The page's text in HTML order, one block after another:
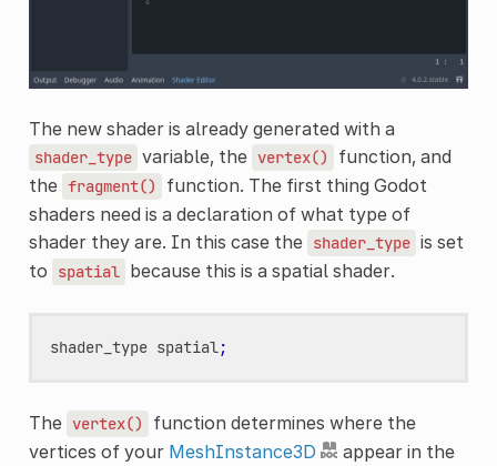
The new shader is already generated with a
shader_type variable, the vertex()
function, and
the fragment()
function. The first thing Godot
shaders need is a declaration of what type of
shader they are. In this case the shader_type is set
to
spatial because this is a spatial shader.
shader_type spatial;
The vertex()
function determines where the
vertices of your MeshInstance3D
appear in the